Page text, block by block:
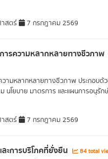
สตร์ 7 กรกฎาคม 2569
รความหลากหลายทางชีวภาพ
ามหลากหลายทางชีวภาพ ประกอบ
นโยบาย มาตรการ และแผนการอนุรัก
สตร์ 7 กรกฎาคม 2569
ะการบริโภคที่ยั่งยืน 84 total